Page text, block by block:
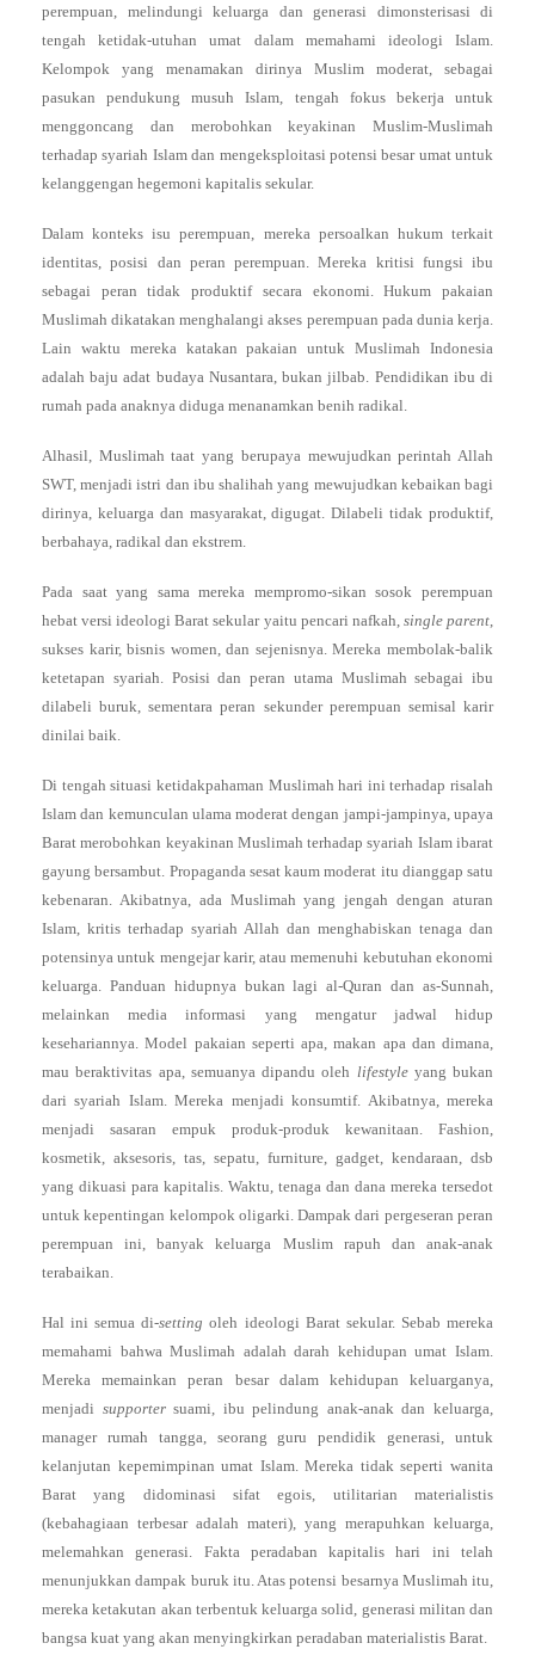
perempuan, melindungi keluarga dan generasi dimonsterisasi di
tengah ketidak-utuhan umat dalam memahami ideologi Islam.
Kelompok yang menamakan dirinya Muslim moderat, sebagai
pasukan pendukung musuh Islam, tengah fokus bekerja untuk
menggoncang dan merobohkan keyakinan Muslim-Muslimah
terhadap syariah Islam dan mengeksploitasi potensi besar umat untuk
kelanggengan hegemoni kapitalis sekular.
Dalam konteks isu perempuan, mereka persoalkan hukum terkait
identitas, posisi dan peran perempuan. Mereka kritisi fungsi ibu
sebagai peran tidak produktif secara ekonomi. Hukum pakaian
Muslimah dikatakan menghalangi akses perempuan pada dunia kerja.
Lain waktu mereka katakan pakaian untuk Muslimah Indonesia
adalah baju adat budaya Nusantara, bukan jilbab. Pendidikan ibu di
rumah pada anaknya diduga menanamkan benih radikal.
Alhasil, Muslimah taat yang berupaya mewujudkan perintah Allah
SWT, menjadi istri dan ibu shalihah yang mewujudkan kebaikan bagi
dirinya, keluarga dan masyarakat, digugat. Dilabeli tidak produktif,
berbahaya, radikal dan ekstrem.
Pada saat yang sama mereka mempromo-sikan sosok perempuan
hebat versi ideologi Barat sekular yaitu pencari nafkah, single parent
sukses karir, bisnis women, dan sejenisnya. Mereka membolak-balik
ketetapan syariah. Posisi dan peran utama Muslimah sebagai ibu
dilabeli buruk, sementara peran sekunder perempuan semisal karir
dinilai baik.
Di tengah situasi ketidakpahaman Muslimah hari ini terhadap risalah
Islam dan kemunculan ulama moderat dengan jampi-jampinya, upaya
Barat merobohkan keyakinan Muslimah terhadap syariah Islam ibarat
gayung bersambut. Propaganda sesat kaum moderat itu dianggap satu
kebenaran. Akibatnya, ada Muslimah yang jengah dengan aturan
Islam, kritis terhadap syariah Allah dan menghabiskan tenaga dan
potensinya untuk mengejar karir, atau memenuhi kebutuhan ekonomi
keluarga. Panduan hidupnya bukan lagi al-Quran dan as-Sunnah,
melainkan media informasi yang mengatur jadwal hidup
kesehariannya. Model pakaian seperti apa, makan apa dan dimana,
mau beraktivitas apa, semuanya dipandu oleh lifestyleyang bukan
dari syariah Islam. Mereka menjadi konsumtif. Akibatnya, mereka
menjadi sasaran empuk produk-produk kewanitaan. Fashion,
kosmetik, aksesoris, tas, sepatu, furniture, gadget, kendaraan, dsb
yang dikuasi para kapitalis. Waktu, tenaga dan dana mereka tersedot
untuk kepentingan kelompok oligarki. Dampak dari pergeseran peran
perempuan ini, banyak keluarga Muslim rapuh dan anak-anak
terabaikan.
Hal ini semua di-settingoleh ideologi Barat sekular. Sebab mereka
memahami bahwa Muslimah adalah darah kehidupan umat Islam.
Mereka memainkan peran besar dalam kehidupan keluarganya,
menjadi supportersuami, ibu pelindung anak-anak dan keluarga,
manager rumah tangga, seorang guru pendidik generasi, untuk
kelanjutan kepemimpinan umat Islam. Mereka tidak seperti wanita
Barat yang didominasi sifat egois, utilitarian materialistis
(kebahagiaan terbesar adalah materi), yang merapuhkan keluarga,
melemahkan generasi. Fakta peradaban kapitalis hari ini telah
menunjukkan dampak buruk itu. Atas potensi besarnya Muslimah itu,
mereka ketakutan akan terbentuk keluarga solid, generasi militan dan
bangsa kuat yang akan menyingkirkan peradaban materialistis Barat.